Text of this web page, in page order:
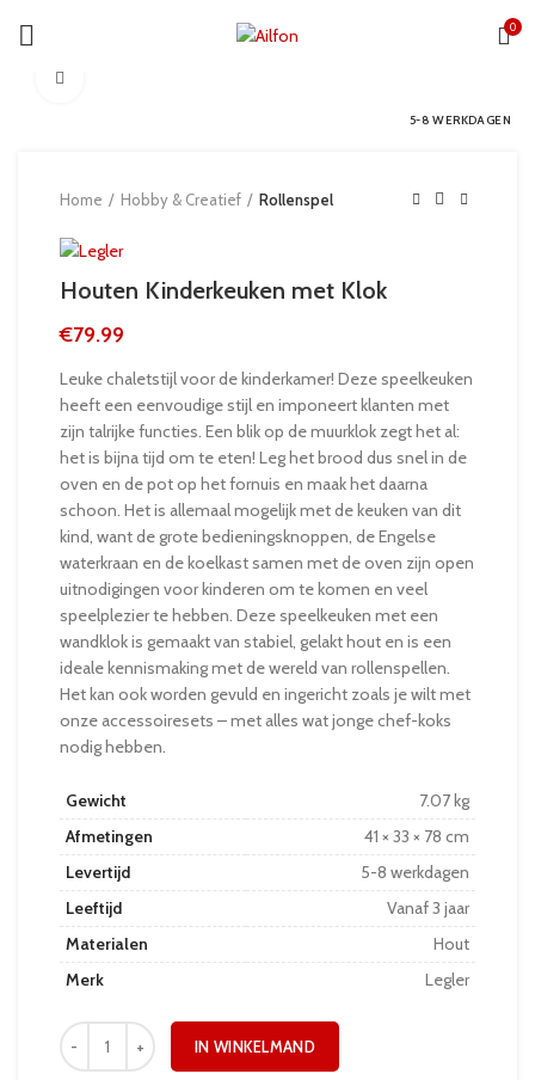
0
5-8 WERKDAGEN
Home Hobby & Creatief Rollenspel
Houten Kinderkeuken met Klok
€79.99
Leuke chaletstijl voor de kinderkamer! Deze speelkeuken
heeft een eenvoudige stijl en imponeert klanten met
zijn talrijke functies. Een blik op de muurklok zegt het al:
het is bijna tijd om te eten! Leg het brood dus snel in de
oven en de pot op het fornuis en maak het daarna
schoon. Het is allemaal mogelijk met de keuken van dit
kind, want de grote bedieningsknoppen, de Engelse
waterkraan en de koelkast samen met de oven zijn open
uitnodigingen voor kinderen om te komen en veel
speelplezier te hebben. Deze speelkeuken met een
wandklok is gemaakt van stabiel, gelakt hout en is een
ideale kennismaking met de wereld van rollenspellen.
Het kan ook worden gevuld en ingericht zoals je wilt met
onze accessoiresets – met alles wat jonge chef-koks
nodig hebben.
Gewicht
7.07 kg
Afmetingen
41 × 33 × 78 cm
Levertijd
5-8 werkdagen
Leeftijd
Vanaf 3 jaar
Materialen
Hout
Merk
Legler
IN WINKELMAND